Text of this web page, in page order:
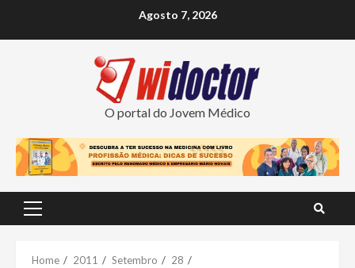
Agosto 7, 2026
O portal do Jovem Médico
Primary
Home 2011 Setembro
28